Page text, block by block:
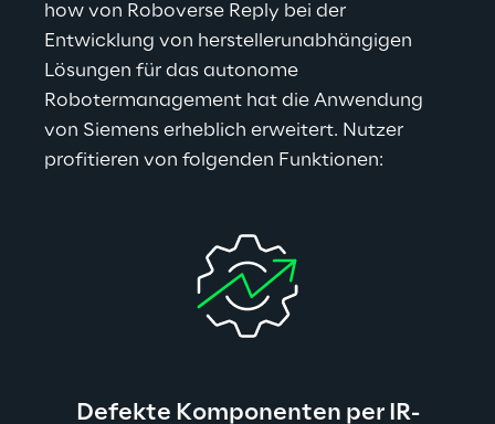
how von Roboverse Reply bei der
Entwicklung von herstellerunabhängigen
Lösungen für das autonome
Robotermanagement hat die Anwendung
von Siemens erheblich erweitert. Nutzer
profitieren von folgenden Funktionen:
Defekte Komponenten per IR-